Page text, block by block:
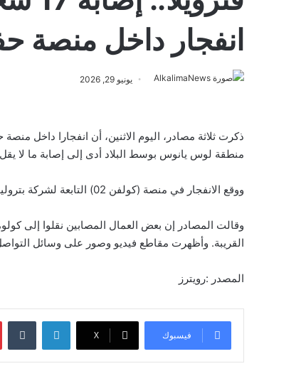
انفجار داخل منصة
يونيو 29, 2026
ذكرت ثلاثة مصادر، اليوم الاثنين، أن انفجارا داخل
منطقة لوس يانوس بوسط البلاد أدى إلى إصابة ما لا يقل عن 17 عاملا، بينهم اثنان
ووقع الانفجار في منصة (كولفن 02) التابعة لشركة بتروليوس دي فنزويلا في ولاية أبوري.
وقالت المصادر إن بعض العمال المصابين نقلوا إلى
القريبة. وأظهرت مقاطع فيديو وصور على وسائل
المصدر :رويترز
فيسبوك ‫X
لينكدإن